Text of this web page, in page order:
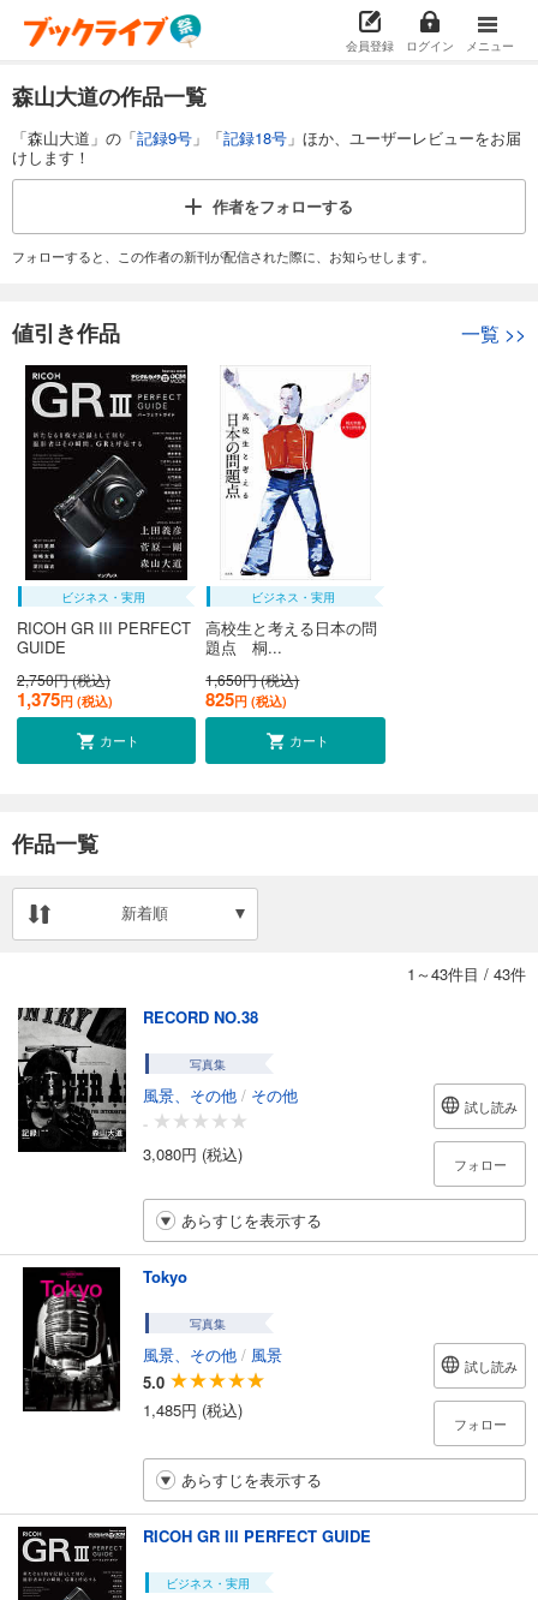
会員登録 ログイン メニュー
森山大道の作品一覧
「森山大道」の「記録9号 」「記録18号 」ほか、ユーザーレビューをお届
けします！
作者をフォローする
フォローすると、この作者の新刊が配信された際に、お知らせします。
値引き作品 一覧 >>
ビジネス・実用
RICOH GR III PERFECT
GUIDE
2,750円 (税込)
1,375円 (税込)
カート
ビジネス・実用
高校生と考える日本の問
題点 桐...
1,650円 (税込)
825円 (税込)
カート
作品一覧
新着順
1～43件目 / 43件
RECORD NO.38
写真集
風景、その他 / その他
-
3,080円 (税込)
試し読み
フォロー
あらすじを表示する
Tokyo
写真集
風景、その他 / 風景
5.0
1,485円 (税込)
試し読み
フォロー
あらすじを表示する
RICOH GR III PERFECT GUIDE
ビジネス・実用